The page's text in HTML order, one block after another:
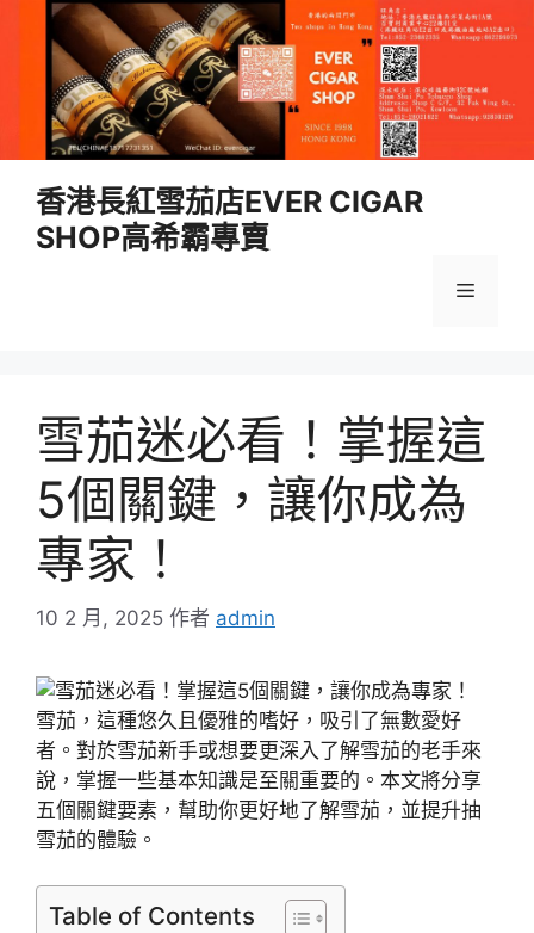
香港長紅雪茄店EVER CIGAR
SHOP高希霸專賣
選
雪茄迷必看！掌握這
5個關鍵，讓你成為
專家！
10 2 月, 2025 作者 admin
雪茄，這種悠久且優雅的嗜好，吸引了無數愛好
者。對於雪茄新手或想要更深入了解雪茄的老手來
說，掌握一些基本知識是至關重要的。本文將分享
五個關鍵要素，幫助你更好地了解雪茄，並提升抽
雪茄的體驗。
Table of Contents